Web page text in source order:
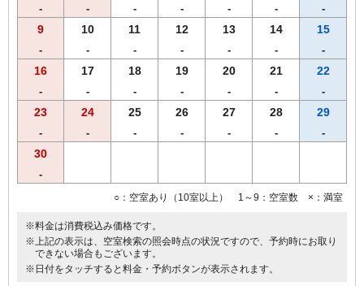
・オーガニックグラノーラ（プレーン・フルーツ）
・ほど良い塩味付き！絶品味付ゆで玉子
・３種類のあたたかスープ
・香り高いワシントンＲ＆Ｂオリジナル挽きたてコーヒー
・アップルジュース＆野菜ジュース＆アイスティー
・牛乳
朝から元気になれる朝食を、是非、お召し上がりください！！
- - - - - - -
9
-
10
-
11
-
12
-
13
-
14
-
15
-
16
-
17
-
18
-
19
-
20
-
21
-
22
-
23
-
24
-
25
-
26
-
27
-
28
-
29
-
30
-
○：空室あり（10室以上） 1～9：空室数 ×：満室
※料金は消費税込み価格です。
※上記の表示は、空室検索の照会時点の状況ですので、予約時にお取り
できない場合もございます。
※日付をタッチすると料金・予約ボタンが表示されます。